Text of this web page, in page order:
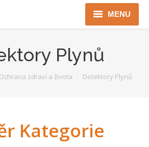
MENU
Jen pro Gov
Plynů
Ochrana zdraví a života Detektory Plynů